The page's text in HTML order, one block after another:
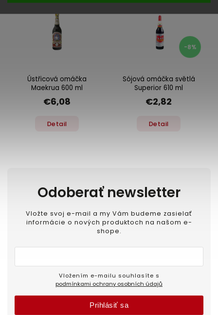
Ústřicová omáčka
Maekrua 600 ml
€6,08
Detail
-8%
Sójová omáčka světlá
Superior 610 ml
€2,82
Detail
Odoberať newsletter
Vložte svoj e-mail a my Vám budeme zasielať
informácie o nových produktoch na našom e-
shope.
podmínkami ochrany osobních údajů
Prihlásiť sa